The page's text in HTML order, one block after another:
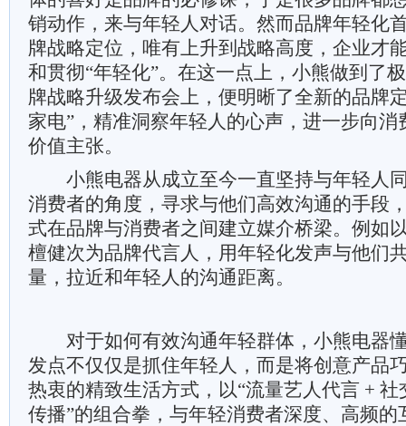
销动作，来与年轻人对话。然而品牌年轻化
牌战略定位，唯有上升到战略高度，企业才
和贯彻“年轻化”。在这一点上，小熊做到了
牌战略升级发布会上，便明晰了全新的品牌
家电”，精准洞察年轻人的心声，进一步向
价值主张。
小熊电器从成立至今一直坚持与年轻人
消费者的角度，寻求与他们高效沟通的手段
式在品牌与消费者之间建立媒介桥梁。例如
檀健次为品牌代言人，用年轻化发声与他们
量，拉近和年轻人的沟通距离。
对于如何有效沟通年轻群体，小熊电器
发点不仅仅是抓住年轻人，而是将创意产品
热衷的精致生活方式，以“流量艺人代言 +
传播”的组合拳，与年轻消费者深度、高频